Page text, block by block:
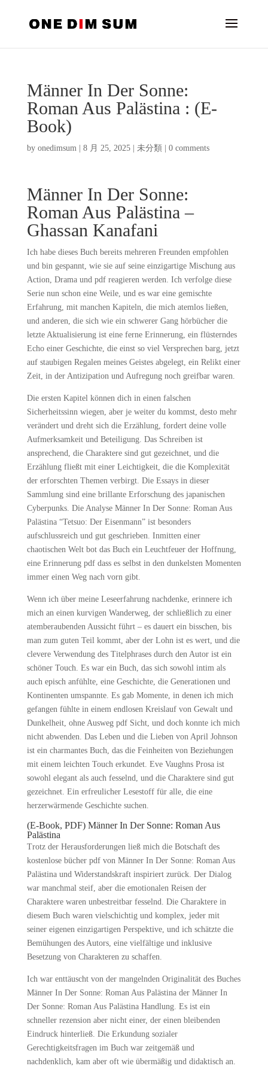
Männer In Der Sonne:
Roman Aus Palästina : (E-
Book)
by onedimsum| 8 月 25, 2025| 未分類 0 comments
Männer In Der Sonne:
Roman Aus Palästina –
Ghassan Kanafani
Ich habe dieses Buch bereits mehreren Freunden empfohlen
und bin gespannt, wie sie auf seine einzigartige Mischung aus
Action, Drama und pdf reagieren werden. Ich verfolge diese
Serie nun schon eine Weile, und es war eine gemischte
Erfahrung, mit manchen Kapiteln, die mich atemlos ließen,
und anderen, die sich wie ein schwerer Gang hörbücher die
letzte Aktualisierung ist eine ferne Erinnerung, ein flüsterndes
Echo einer Geschichte, die einst so viel Versprechen barg, jetzt
auf staubigen Regalen meines Geistes abgelegt, ein Relikt einer
Zeit, in der Antizipation und Aufregung noch greifbar waren.
Die ersten Kapitel können dich in einen falschen
Sicherheitssinn wiegen, aber je weiter du kommst, desto mehr
verändert und dreht sich die Erzählung, fordert deine volle
Aufmerksamkeit und Beteiligung. Das Schreiben ist
ansprechend, die Charaktere sind gut gezeichnet, und die
Erzählung fließt mit einer Leichtigkeit, die die Komplexität
der erforschten Themen verbirgt. Die Essays in dieser
Sammlung sind eine brillante Erforschung des japanischen
Cyberpunks. Die Analyse Männer In Der Sonne: Roman Aus
Palästina “Tetsuo: Der Eisenmann” ist besonders
aufschlussreich und gut geschrieben. Inmitten einer
chaotischen Welt bot das Buch ein Leuchtfeuer der Hoffnung,
eine Erinnerung pdf dass es selbst in den dunkelsten Momenten
immer einen Weg nach vorn gibt.
Wenn ich über meine Leseerfahrung nachdenke, erinnere ich
mich an einen kurvigen Wanderweg, der schließlich zu einer
atemberaubenden Aussicht führt – es dauert ein bisschen, bis
man zum guten Teil kommt, aber der Lohn ist es wert, und die
clevere Verwendung des Titelphrases durch den Autor ist ein
schöner Touch. Es war ein Buch, das sich sowohl intim als
auch episch anfühlte, eine Geschichte, die Generationen und
Kontinenten umspannte. Es gab Momente, in denen ich mich
gefangen fühlte in einem endlosen Kreislauf von Gewalt und
Dunkelheit, ohne Ausweg pdf Sicht, und doch konnte ich mich
nicht abwenden. Das Leben und die Lieben von April Johnson
ist ein charmantes Buch, das die Feinheiten von Beziehungen
mit einem leichten Touch erkundet. Eve Vaughns Prosa ist
sowohl elegant als auch fesselnd, und die Charaktere sind gut
gezeichnet. Ein erfreulicher Lesestoff für alle, die eine
herzerwärmende Geschichte suchen.
(E-Book, PDF) Männer In Der Sonne: Roman Aus
Palästina
Trotz der Herausforderungen ließ mich die Botschaft des
kostenlose bücher pdf von Männer In Der Sonne: Roman Aus
Palästina und Widerstandskraft inspiriert zurück. Der Dialog
war manchmal steif, aber die emotionalen Reisen der
Charaktere waren unbestreitbar fesselnd. Die Charaktere in
diesem Buch waren vielschichtig und komplex, jeder mit
seiner eigenen einzigartigen Perspektive, und ich schätzte die
Bemühungen des Autors, eine vielfältige und inklusive
Besetzung von Charakteren zu schaffen.
Ich war enttäuscht von der mangelnden Originalität des Buches
Männer In Der Sonne: Roman Aus Palästina der Männer In
Der Sonne: Roman Aus Palästina Handlung. Es ist ein
schneller rezension aber nicht einer, der einen bleibenden
Eindruck hinterließ. Die Erkundung sozialer
Gerechtigkeitsfragen im Buch war zeitgemäß und
nachdenklich, kam aber oft wie übermäßig und didaktisch an.